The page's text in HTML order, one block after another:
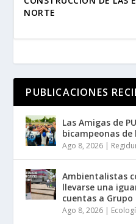
NORTE
PUBLICACIONES
Las Amigas de
bicampeonas de
Ago 8, 2026 |
Ambientalistas
llevarse una
cuentas a Grupo
Ago 8, 2026 |